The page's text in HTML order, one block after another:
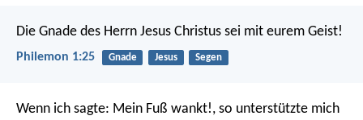
Die Gnade des Herrn Jesus Christus sei mit eurem Geist!
Philemon 1:25 Gnade Jesus Segen
Wenn ich sagte: Mein Fuß wankt!, so unterstützte mich